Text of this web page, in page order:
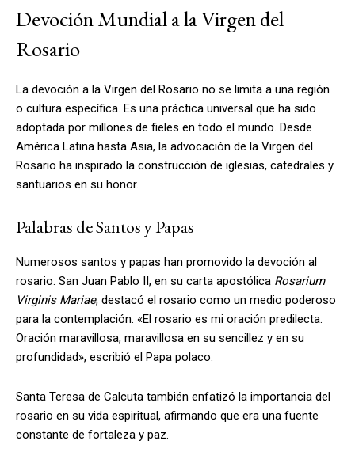
Devoción Mundial a la Virgen del
Rosario
La devoción a la Virgen del Rosario no se limita a una región
o cultura específica. Es una práctica universal que ha sido
adoptada por millones de fieles en todo el mundo. Desde
América Latina hasta Asia, la advocación de la Virgen del
Rosario ha inspirado la construcción de iglesias, catedrales y
santuarios en su honor.
Palabras de Santos y Papas
Numerosos santos y papas han promovido la devoción al
rosario. San Juan Pablo II, en su carta apostólica Rosarium
Virginis Mariae, destacó el rosario como un medio poderoso
para la contemplación. «El rosario es mi oración predilecta.
Oración maravillosa, maravillosa en su sencillez y en su
profundidad», escribió el Papa polaco.
Santa Teresa de Calcuta también enfatizó la importancia del
rosario en su vida espiritual, afirmando que era una fuente
constante de fortaleza y paz.